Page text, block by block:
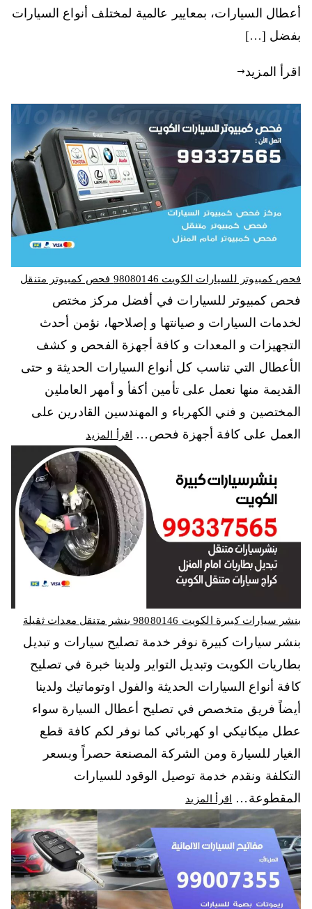
أعطال السيارات، بمعايير عالمية لمختلف أنواع السيارات
بفضل […]
اقرأ المزيد
فحص كمبيوتر للسيارات الكويت 98080146‬ فحص كمبيوتر متنقل
فحص كمبيوتر للسيارات في أفضل مركز مختص
لخدمات السيارات و صيانتها و إصلاحها، نؤمن أحدث
التجهيزات و المعدات و كافة أجهزة الفحص و كشف
الأعطال التي تناسب كل أنواع السيارات الحديثة و حتى
القديمة منها نعمل على تأمين أكفأ و أمهر العاملين
المختصين و فني الكهرباء و المهندسين القادرين على
العمل على كافة أجهزة فحص…
اقرأ المزيد
بنشر سيارات كبيرة الكويت 98080146‬ بنشر متنقل معدات ثقيلة
بنشر سيارات كبيرة نوفر خدمة تصليح سيارات و تبديل
بطاريات الكويت وتبديل التواير ولدينا خبرة في تصليح
كافة أنواع السيارات الحديثة والفول اوتوماتيك ولدينا
أيضاً فريق متخصص في تصليح أعطال السيارة سواء
عطل ميكانيكي او كهربائي كما نوفر لكم كافة قطع
الغيار للسيارة ومن الشركة المصنعة حصراً وبسعر
التكلفة ونقدم خدمة توصيل الوقود للسيارات
المقطوعة…
اقرأ المزيد